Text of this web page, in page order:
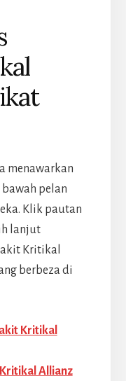
menawarkan
pelan
Klik pautan
lanjut
Kritikal
berbeza di
Kritikal
Allianz